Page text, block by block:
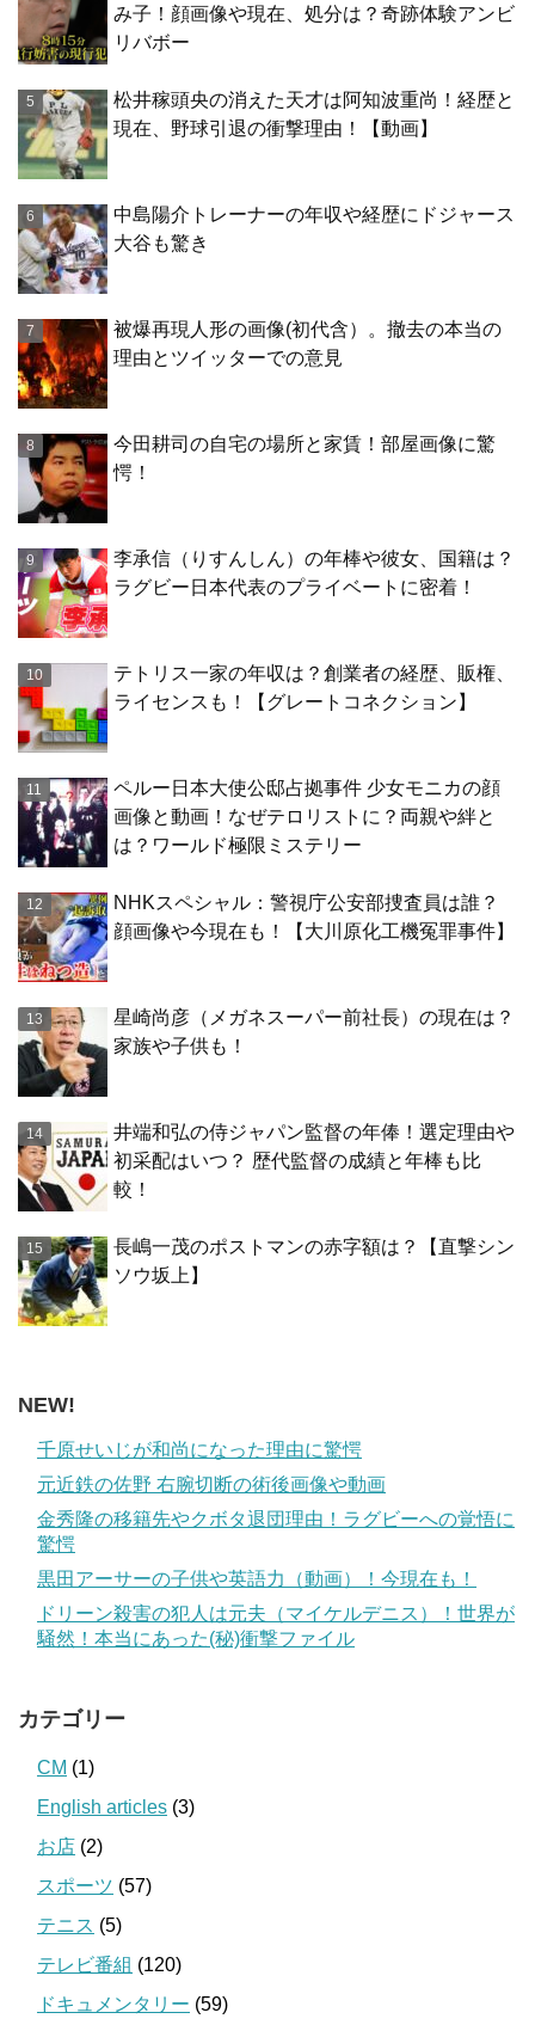
み子！顔画像や現在、処分は？奇跡体験アンビ
リバボー
松井稼頭央の消えた天才は阿知波重尚！経歴と
現在、野球引退の衝撃理由！【動画】
中島陽介トレーナーの年収や経歴にドジャース
大谷も驚き
被爆再現人形の画像(初代含）。撤去の本当の
理由とツイッターでの意見
今田耕司の自宅の場所と家賃！部屋画像に驚
愕！
李承信（りすんしん）の年棒や彼女、国籍は？
ラグビー日本代表のプライベートに密着！
テトリス一家の年収は？創業者の経歴、販権、
ライセンスも！【グレートコネクション】
ペルー日本大使公邸占拠事件 少女モニカの顔
画像と動画！なぜテロリストに？両親や絆と
は？ワールド極限ミステリー
NHKスペシャル：警視庁公安部捜査員は誰？
顔画像や今現在も！【大川原化工機冤罪事件】
星崎尚彦（メガネスーパー前社長）の現在は？
家族や子供も！
井端和弘の侍ジャパン監督の年俸！選定理由や
初采配はいつ？ 歴代監督の成績と年棒も比
較！
長嶋一茂のポストマンの赤字額は？【直撃シン
ソウ坂上】
NEW!
千原せいじが和尚になった理由に驚愕
元近鉄の佐野 右腕切断の術後画像や動画
金秀隆の移籍先やクボタ退団理由！ラグビーへの覚悟に
驚愕
黒田アーサーの子供や英語力（動画）！今現在も！
ドリーン殺害の犯人は元夫（マイケルデニス）！世界が
騒然！本当にあった(秘)衝撃ファイル
カテゴリー
CM (1)
English articles (3)
お店 (2)
スポーツ (57)
テニス (5)
テレビ番組 (120)
ドキュメンタリー (59)